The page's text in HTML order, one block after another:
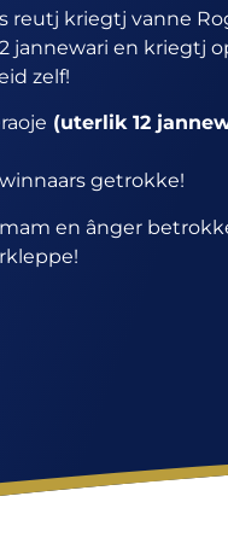
reutj kriegtj vanne
jannewari en kriegtj
zelf!
(uterlik 12
getrokke!
en ânger